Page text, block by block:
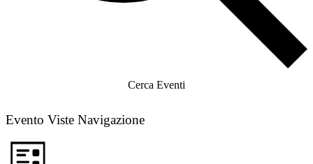
Cerca Eventi
Evento Viste Navigazione